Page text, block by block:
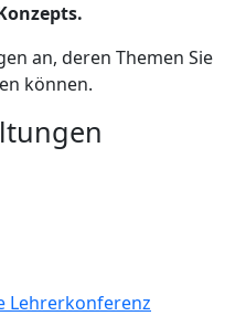
an, deren Themen Sie
können.
Lehrerkonferenz